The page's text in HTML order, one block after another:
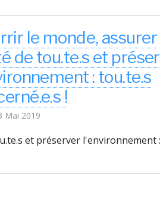
le monde, assurer
de tou.te.s et
: tou.te.s
!
Mai 2019
et préserver l'environnement